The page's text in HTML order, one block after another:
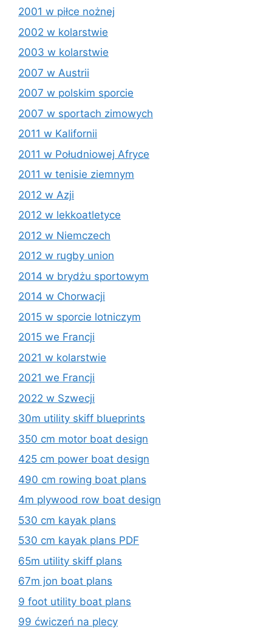
2001 w piłce nożnej
2002 w kolarstwie
2003 w kolarstwie
2007 w Austrii
2007 w polskim sporcie
2007 w sportach zimowych
2011 w Kalifornii
2011 w Południowej Afryce
2011 w tenisie ziemnym
2012 w Azji
2012 w lekkoatletyce
2012 w Niemczech
2012 w rugby union
2014 w brydżu sportowym
2014 w Chorwacji
2015 w sporcie lotniczym
2015 we Francji
2021 w kolarstwie
2021 we Francji
2022 w Szwecji
30m utility skiff blueprints
350 cm motor boat design
425 cm power boat design
490 cm rowing boat plans
4m plywood row boat design
530 cm kayak plans
530 cm kayak plans PDF
65m utility skiff plans
67m jon boat plans
9 foot utility boat plans
99 ćwiczeń na plecy